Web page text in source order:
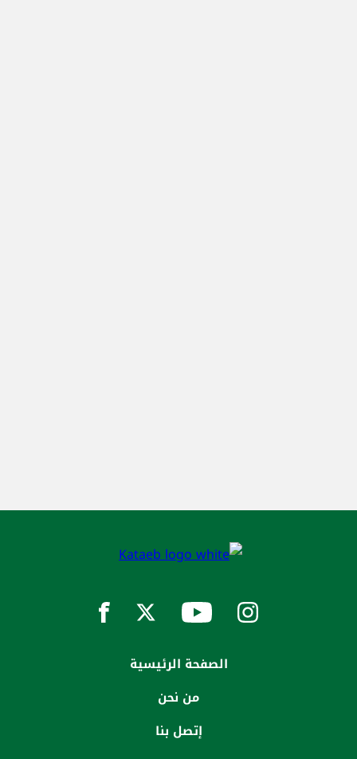
الصفحة الرئيسية
من نحن
إتصل بنا